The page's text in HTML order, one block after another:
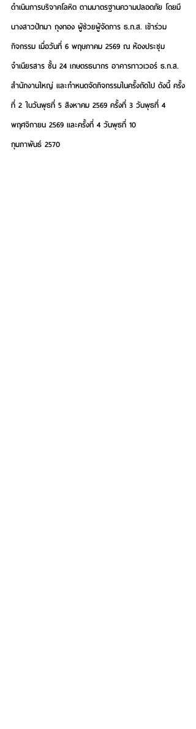
ดำเนินการบริจาคโลหิต ตามมาตรฐานความปลอดภัย โดยมี
นางสาวปัทมา ถุงทอง ผู้ช่วยผู้จัดการ ธ.ก.ส. เข้าร่วม
กิจกรรม เมื่อวันที่ 6 พฤษภาคม 2569 ณ ห้องประชุม
จำเนียรสาร ชั้น 24 เกษตรธนากร อาคารทาวเวอร์ ธ.ก.ส.
สำนักงานใหญ่ และกำหนดจัดกิจกรรมในครั้งถัดไป ดังนี้ ครั้ง
ที่ 2 ในวันพุธที่ 5 สิงหาคม 2569 ครั้งที่ 3 วันพุธที่ 4
พฤศจิกายน 2569 และครั้งที่ 4 วันพุธที่ 10
กุมภาพันธ์ 2570